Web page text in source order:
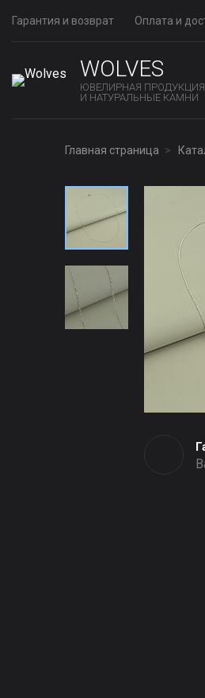
Гарантия и возврат Оплата и
WOLVES
ЮВЕЛИРНАЯ ПРОДУКЦИЯ
И НАТУРАЛЬНЫЕ КАМНИ
Главная страница